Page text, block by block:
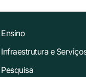
Ensino
Infraestrutura e
Pesquisa